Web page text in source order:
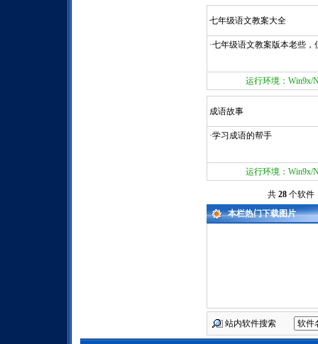
七年级语文教案大全
·七年级语文教案版本老些
运行环境：Win9x/
成语故事
·学习成语的帮手
运行环境：Win9x/
共 28个软件
本栏热门下载图片
站内软件搜索